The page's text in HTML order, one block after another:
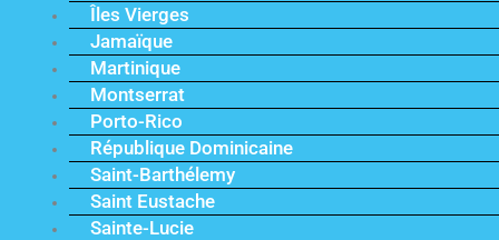
Îles Vierges
Jamaïque
Martinique
Montserrat
Porto-Rico
République Dominicaine
Saint-Barthélemy
Saint Eustache
Sainte-Lucie